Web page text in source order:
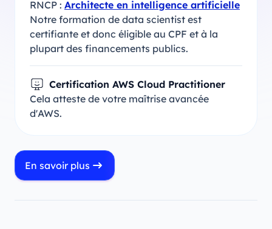
RNCP : Architecte en intelligence artificielle
Notre formation de data scientist est
certifiante et donc éligible au CPF et à la
plupart des financements publics.
Certification AWS Cloud Practitioner
Cela atteste de votre maîtrise avancée
d'AWS.
En savoir plus